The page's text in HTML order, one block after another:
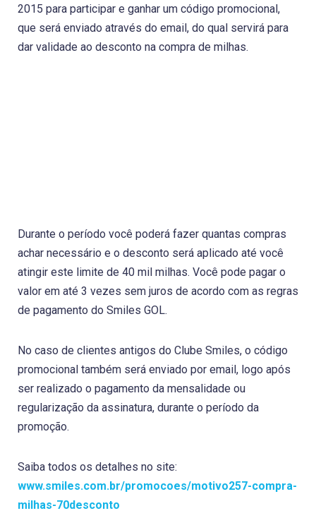
2015 para participar e ganhar um código promocional,
que será enviado através do email, do qual servirá para
dar validade ao desconto na compra de milhas.
Durante o período você poderá fazer quantas compras
achar necessário e o desconto será aplicado até você
atingir este limite de 40 mil milhas. Você pode pagar o
valor em até 3 vezes sem juros de acordo com as regras
de pagamento do Smiles GOL.
No caso de clientes antigos do Clube Smiles, o código
promocional também será enviado por email, logo após
ser realizado o pagamento da mensalidade ou
regularização da assinatura, durante o período da
promoção.
Saiba todos os detalhes no site:
www.smiles.com.br/promocoes/motivo257-compra-
milhas-70desconto